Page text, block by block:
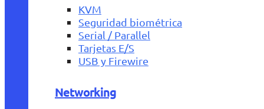
KVM
Seguridad biométrica
Serial / Parallel
Tarjetas E/S
USB y Firewire
Networking